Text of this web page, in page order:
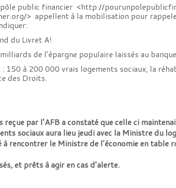
public financier <http://
> appellent à la mobilisation pour
du Livret A!
de l’épargne populaire laissés au
: 150 à 200 000 vrais logements sociaux, la
des Droits.
reçue par l’AFB a constaté que celle ci
sociaux aura lieu jeudi avec la Ministre du
à rencontrer le Ministre de l’économie en table
et prêts à agir en cas d’alerte.